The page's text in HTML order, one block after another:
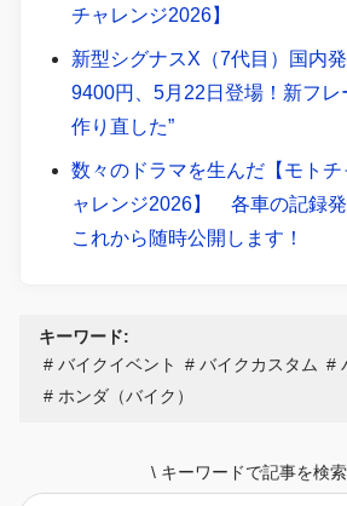
チャレンジ2026】
新型シグナスX（7代目）国内
9400円、5月22日登場！新フレ
作り直した”
数々のドラマを生んだ【モト
ャレンジ2026】 各車の記録
これから随時公開します！
キーワード:
バイクイベント
バイクカスタム
ホンダ（バイク）
\ キーワードで記事を検